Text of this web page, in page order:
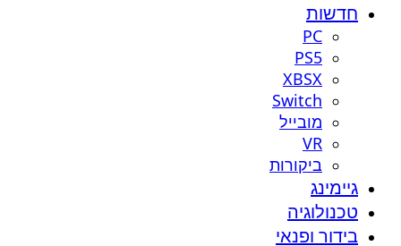
חדשות
PC
PS5
XBSX
Switch
מובייל
VR
ביקורות
גיימינג
טכנולוגיה
בידור ופנאי